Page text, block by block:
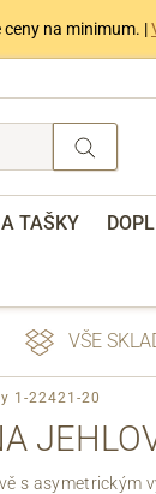
ceny na minimum. |
TAŠKY
VŠE
1-22421-20
s asymetrickým